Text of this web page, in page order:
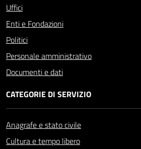
Uffici
Enti e Fondazioni
Politici
Personale amministrativo
Documenti e dati
CATEGORIE DI SERVIZIO
Anagrafe e stato civile
Cultura e tempo libero